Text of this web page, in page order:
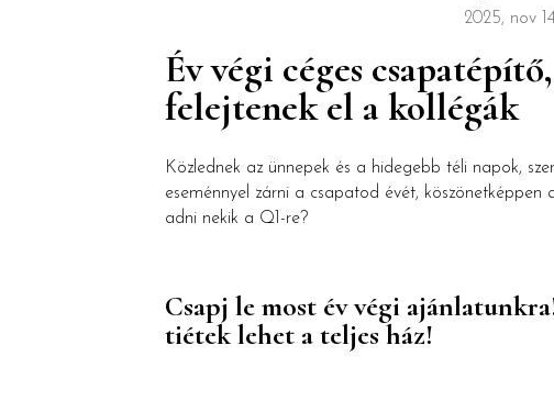
2025, nov
Év végi céges
felejtenek el a kollégák
Közlednek az ünnepek és a hidegebb téli napok,
eseménnyel zárni a csapatod évét, köszönetképpen
adni nekik a Q1-re?
Csapj le most év végi
tiétek lehet a teljes ház!